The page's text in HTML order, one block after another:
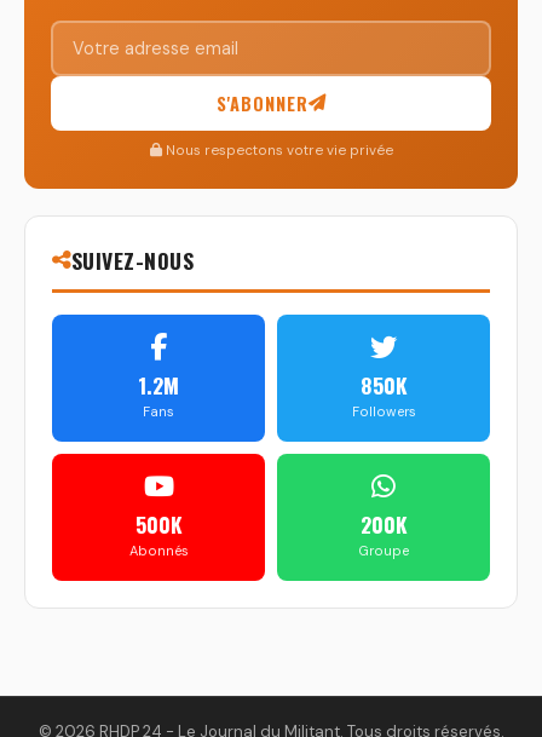
S'ABONNER
Nous respectons votre vie privée
SUIVEZ-NOUS
1.2M
Fans
850K
Followers
500K
Abonnés
200K
Groupe
© 2026 RHDP 24 - Le Journal du Militant. Tous droits réservés.